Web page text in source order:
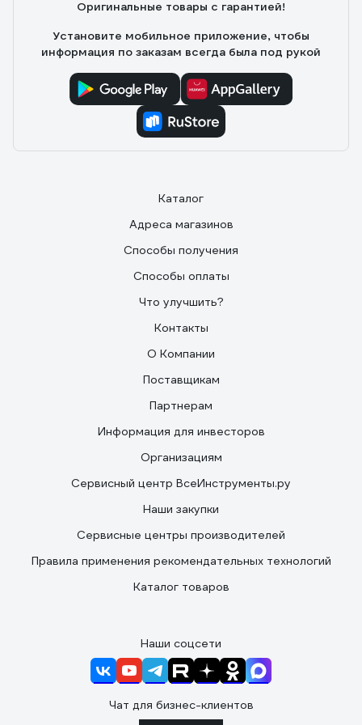
Оригинальные товары с гарантией!
Установите мобильное приложение, чтобы
информация по заказам всегда была под рукой
Каталог
Адреса магазинов
Способы получения
Способы оплаты
Что улучшить?
Контакты
О Компании
Поставщикам
Партнерам
Информация для инвесторов
Организациям
Сервисный центр ВсеИнструменты.ру
Наши закупки
Сервисные центры производителей
Правила применения рекомендательных технологий
Каталог товаров
Наши соцсети
Чат для бизнес-клиентов